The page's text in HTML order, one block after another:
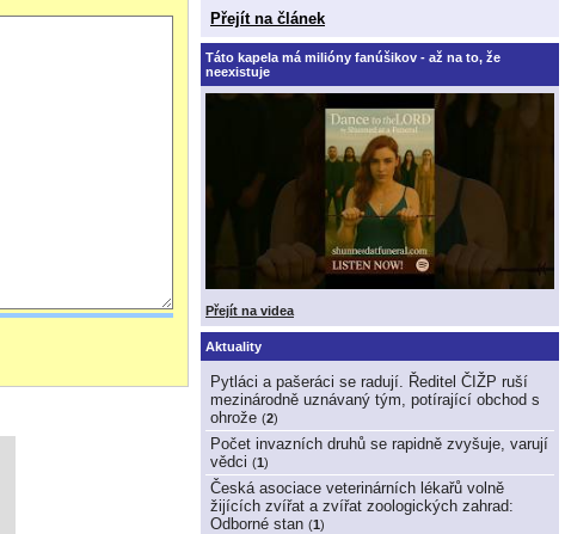
Přejít na článek
Táto kapela má milióny fanúšikov - až na to, že
neexistuje
Přejít na videa
Aktuality
Pytláci a pašeráci se radují. Ředitel ČIŽP ruší
mezinárodně uznávaný tým, potírající obchod s
ohrože (2)
Počet invazních druhů se rapidně zvyšuje, varují
vědci (1)
Česká asociace veterinárních lékařů volně
žijících zvířat a zvířat zoologických zahrad:
Odborné stan (1)